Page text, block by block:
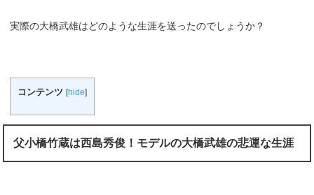
実際の大橋武雄はどのような生涯を送ったのでしょうか？
コンテンツ [hide]
父小橋竹蔵は西島秀俊！モデルの大橋武雄の悲運な生涯